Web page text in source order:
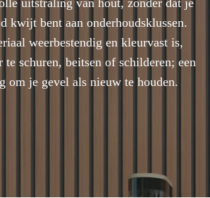
kwijt bent aan onderhoudsklussen.
weerbestendig en kleurvast is,
schuren, beitsen of schilderen; een
om je gevel als nieuw te houden.